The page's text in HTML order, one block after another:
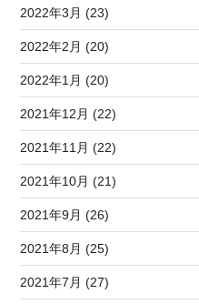
2022年3月 (23)
2022年2月 (20)
2022年1月 (20)
2021年12月 (22)
2021年11月 (22)
2021年10月 (21)
2021年9月 (26)
2021年8月 (25)
2021年7月 (27)